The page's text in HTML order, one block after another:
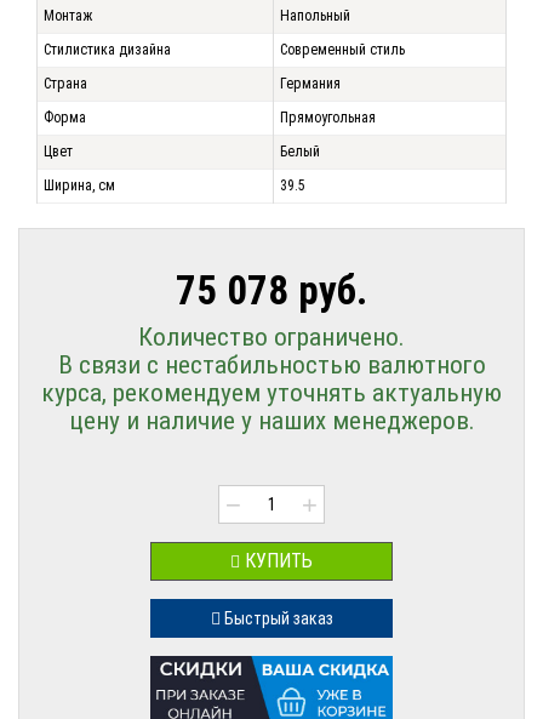
Монтаж
Напольный
Стилистика дизайна
Современный стиль
Страна
Германия
Форма
Прямоугольная
Цвет
Белый
Ширина, см
39.5
75 078 руб.
Количество ограничено.
В связи с нестабильностью валютного
курса, рекомендуем уточнять актуальную
цену и наличие у наших менеджеров.
− +
КУПИТЬ
Быстрый заказ